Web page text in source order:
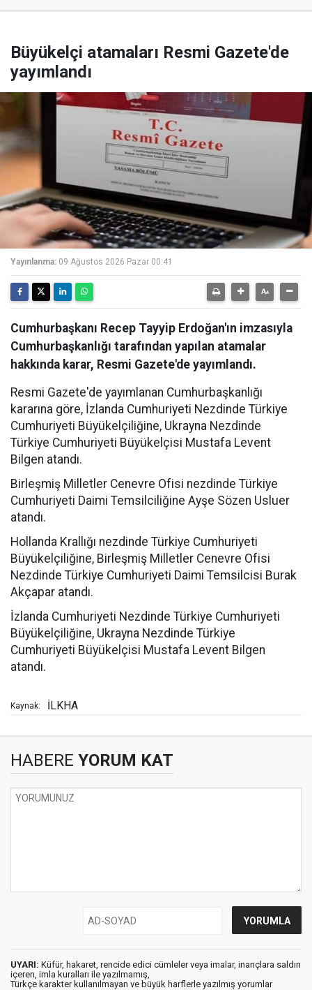
Büyükelçi atamaları Resmi Gazete'de
yayımlandı
Yayınlanma: 09 Ağustos 2026 Pazar 00:41
Cumhurbaşkanı Recep Tayyip Erdoğan'ın imzasıyla
Cumhurbaşkanlığı tarafından yapılan atamalar
hakkında karar, Resmi Gazete'de yayımlandı.
Resmi Gazete'de yayımlanan Cumhurbaşkanlığı
kararına göre, İzlanda Cumhuriyeti Nezdinde Türkiye
Cumhuriyeti Büyükelçiliğine, Ukrayna Nezdinde
Türkiye Cumhuriyeti Büyükelçisi Mustafa Levent
Bilgen atandı.
Birleşmiş Milletler Cenevre Ofisi nezdinde Türkiye
Cumhuriyeti Daimi Temsilciliğine Ayşe Sözen Usluer
atandı.
Hollanda Krallığı nezdinde Türkiye Cumhuriyeti
Büyükelçiliğine, Birleşmiş Milletler Cenevre Ofisi
Nezdinde Türkiye Cumhuriyeti Daimi Temsilcisi Burak
Akçapar atandı.
İzlanda Cumhuriyeti Nezdinde Türkiye Cumhuriyeti
Büyükelçiliğine, Ukrayna Nezdinde Türkiye
Cumhuriyeti Büyükelçisi Mustafa Levent Bilgen
atandı.
Kaynak: İLKHA
HABERE YORUM KAT
UYARI: Küfür, hakaret, rencide edici cümleler veya imalar, inançlara saldırı
içeren, imla kuralları ile yazılmamış,
Türkçe karakter kullanılmayan ve büyük harflerle yazılmış yorumlar